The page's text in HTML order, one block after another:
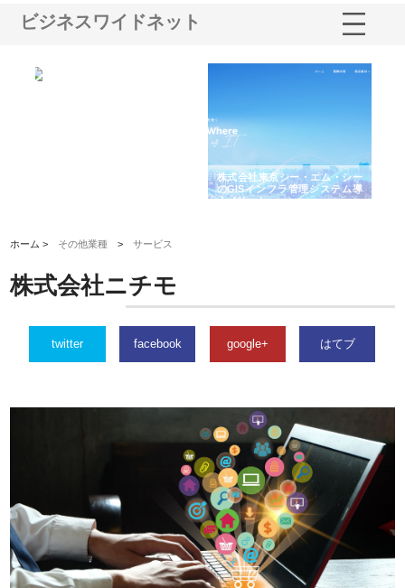
ビジネスワイドネット
株式会社東京シー・エム・シー
のGISインフラ管理システム導
入メリット
ホーム > その他業種 >サービス
株式会社ニチモ
twitter facebook google+ はてブ